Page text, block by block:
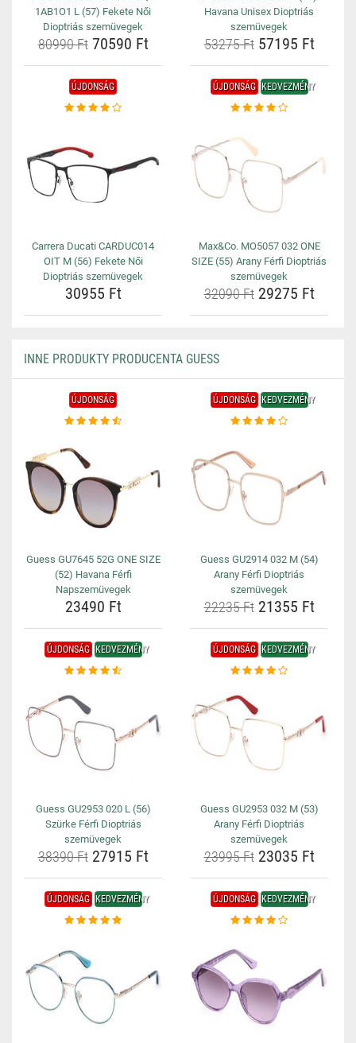
1AB1O1 L (57) Fekete Női
Dioptriás szemüvegek
80990 Ft70590 Ft
Havana Unisex Dioptriás
szemüvegek
53275 Ft57195 Ft
ÚJDONSÁG
Carrera Ducati CARDUC014
OIT M (56) Fekete Női
Dioptriás szemüvegek
30955 Ft
ÚJDONSÁG KEDVEZMÉNY
Max&Co. MO5057 032 ONE
SIZE (55) Arany Férfi Dioptriás
szemüvegek
32090 Ft29275 Ft
INNE PRODUKTY PRODUCENTA GUESS
ÚJDONSÁG
Guess GU7645 52G ONE SIZE
(52) Havana Férfi
Napszemüvegek
23490 Ft
ÚJDONSÁG KEDVEZMÉNY
Guess GU2914 032 M (54)
Arany Férfi Dioptriás
szemüvegek
22235 Ft21355 Ft
ÚJDONSÁG KEDVEZMÉNY
Guess GU2953 020 L (56)
Szürke Férfi Dioptriás
szemüvegek
38390 Ft27915 Ft
ÚJDONSÁG KEDVEZMÉNY
Guess GU2953 032 M (53)
Arany Férfi Dioptriás
szemüvegek
23995 Ft23035 Ft
ÚJDONSÁG KEDVEZMÉNY ÚJDONSÁG KEDVEZMÉNY